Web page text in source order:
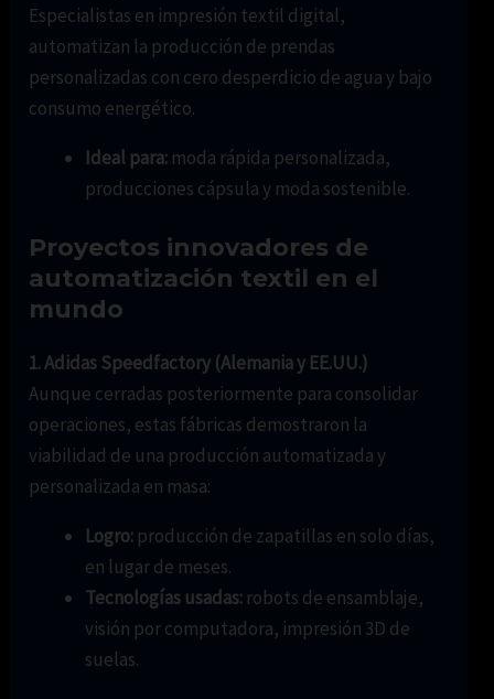
Especialistas en impresión textil digital,
automatizan la producción de prendas
personalizadas con cero desperdicio de agua y bajo
consumo energético.
Ideal para: moda rápida personalizada,
producciones cápsula y moda sostenible.
Proyectos innovadores de
automatización textil en el
mundo
1. Adidas Speedfactory (Alemania y EE.UU.)
Aunque cerradas posteriormente para consolidar
operaciones, estas fábricas demostraron la
viabilidad de una producción automatizada y
personalizada en masa:
Logro: producción de zapatillas en solo días,
en lugar de meses.
Tecnologías usadas: robots de ensamblaje,
visión por computadora, impresión 3D de
suelas.